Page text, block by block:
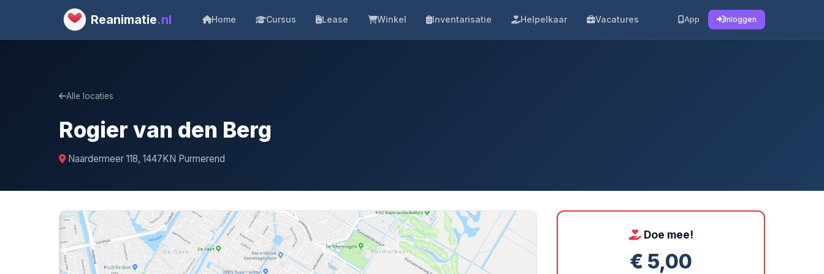
Reanimatie.nl Home Cursus Lease Winkel Inventarisatie Helpelkaar Vacatures App Inloggen
Alle locaties
Rogier van den Berg
Naardermeer 118, 1447KN Purmerend
Doe mee!
€ 5,00